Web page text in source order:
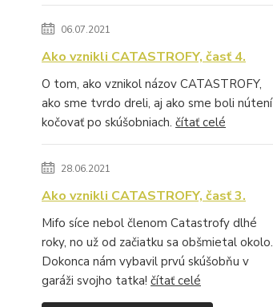
06.07.2021
Ako vznikli CATASTROFY, časť 4.
O tom, ako vznikol názov CATASTROFY,
ako sme tvrdo dreli, aj ako sme boli nútení
kočovať po skúšobniach. čítať celé
28.06.2021
Ako vznikli CATASTROFY, časť 3.
Mifo síce nebol členom Catastrofy dlhé
roky, no už od začiatku sa obšmietal okolo.
Dokonca nám vybavil prvú skúšobňu v
garáži svojho tatka! čítať celé